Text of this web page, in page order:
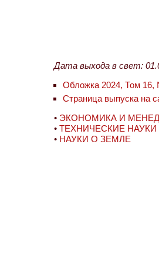
Дата выхода в свет:
Обложка 2024, Том
Страница выпуска на
• ЭКОНОМИКА И
• ТЕХНИЧЕСКИЕ НАУКИ
• НАУКИ О ЗЕМЛЕ